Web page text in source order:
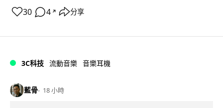
30 4 ↗ 分享
3C科技 流動音樂 音樂耳機
藍骨 18 小時